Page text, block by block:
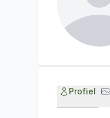
Profiel